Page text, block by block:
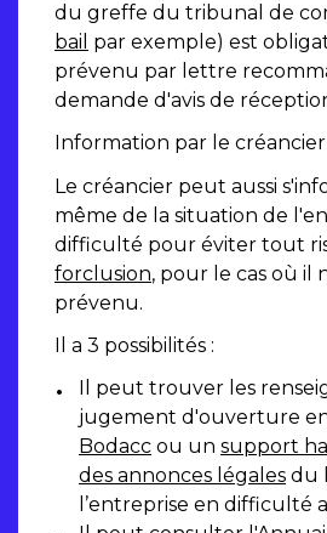
du greffe du tribunal de
bail par exemple) est
prévenu par lettre
demande d'avis de
Information par le
Le créancier peut aussi
même de la situation de
difficulté pour éviter tout
forclusion, pour le cas où il
prévenu.
Il a 3 possibilités :
Il peut trouver les
jugement d'ouverture
Bodacc ou un support
des annonces légales du
l’entreprise en difficulté